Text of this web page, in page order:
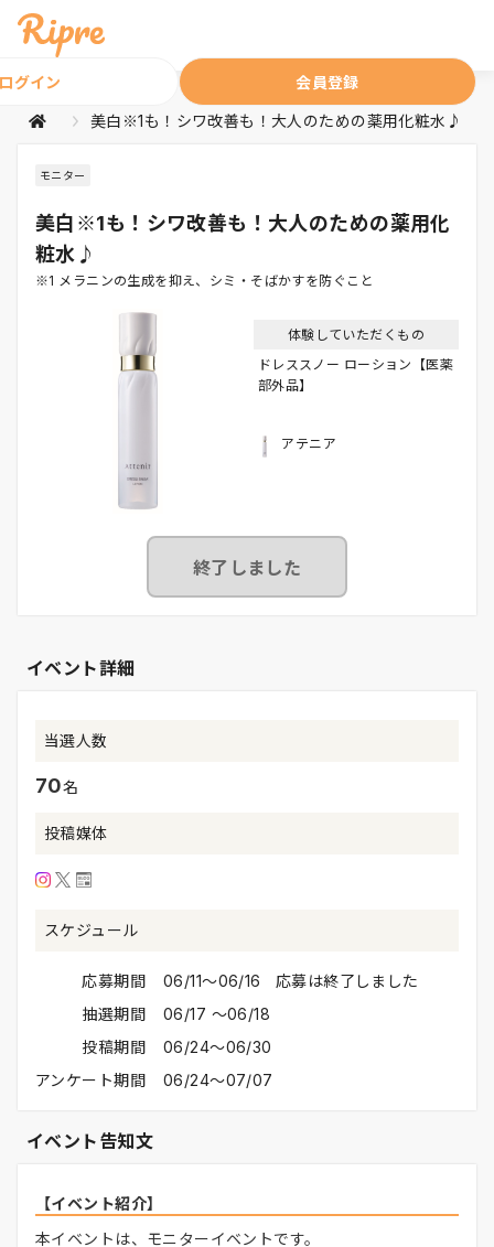
グイン 会員登録
美白※1も！シワ改善も！大人のための薬用化粧水♪
モニター
美白※1も！シワ改善も！大人のための薬用化
粧水♪
※1 メラニンの生成を抑え、シミ・そばかすを防ぐこと
体験していただくもの
ドレススノー ローション【医薬
部外品】
アテニア
終了しました
イベント詳細
当選人数
70名
投稿媒体
スケジュール
応募期間
06/11〜06/16 応募は終了しました
抽選期間
06/17 〜06/18
投稿期間
06/24〜06/30
アンケート期間
06/24〜07/07
イベント告知文
【イベント紹介】
本イベントは、モニターイベントです。